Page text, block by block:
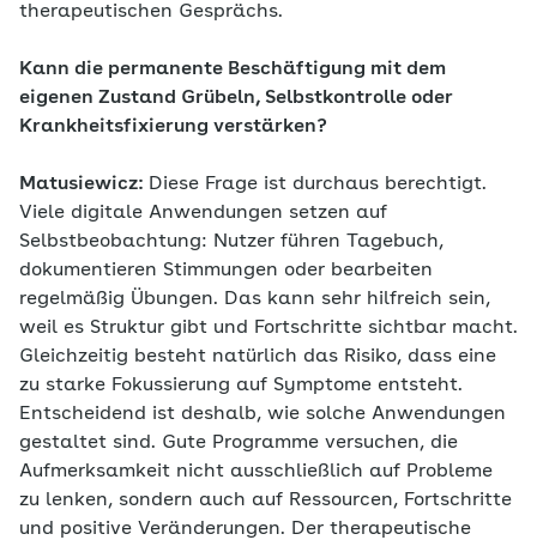
therapeutischen Gesprächs.
Kann die permanente Beschäftigung mit dem
eigenen Zustand Grübeln, Selbstkontrolle oder
Krankheitsfixierung verstärken?
Matusiewicz: Diese Frage ist durchaus berechtigt.
Viele digitale Anwendungen setzen auf
Selbstbeobachtung: Nutzer führen Tagebuch,
dokumentieren Stimmungen oder bearbeiten
regelmäßig Übungen. Das kann sehr hilfreich sein,
weil es Struktur gibt und Fortschritte sichtbar macht.
Gleichzeitig besteht natürlich das Risiko, dass eine
zu starke Fokussierung auf Symptome entsteht.
Entscheidend ist deshalb, wie solche Anwendungen
gestaltet sind. Gute Programme versuchen, die
Aufmerksamkeit nicht ausschließlich auf Probleme
zu lenken, sondern auch auf Ressourcen, Fortschritte
und positive Veränderungen. Der therapeutische